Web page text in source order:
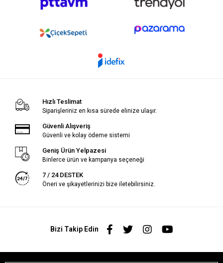
Hızlı Teslimat
Siparişleriniz en kısa sürede elinize ulaşır.
Güvenli Alışveriş
Güvenli ve kolay ödeme sistemi
Geniş Ürün Yelpazesi
Binlerce ürün ve kampanya seçeneği
7 / 24 DESTEK
Öneri ve şikayetlerinizi bize iletebilirsiniz.
Bizi Takip Edin